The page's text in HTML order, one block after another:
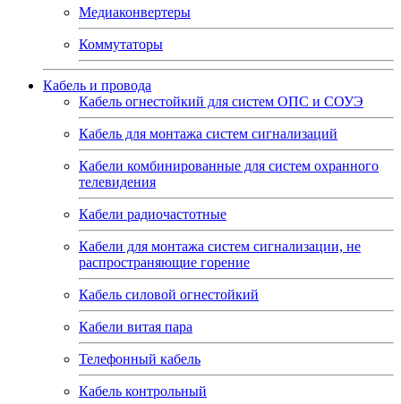
Медиаконвертеры
Коммутаторы
Кабель и провода
Кабель огнестойкий для систем ОПС и СОУЭ
Кабель для монтажа систем сигнализаций
Кабели комбинированные для систем охранного
телевидения
Кабели радиочастотные
Кабели для монтажа систем сигнализации, не
распространяющие горение
Кабель силовой огнестойкий
Кабели витая пара
Телефонный кабель
Кабель контрольный